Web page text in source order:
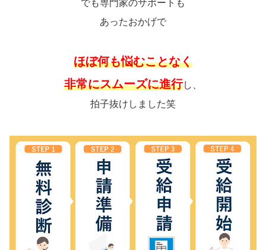
でも専門家のサポートも
あったおかげで
ほぼ何も悩むことなく
非常にスムーズに進行し、
拍子抜けしました笑